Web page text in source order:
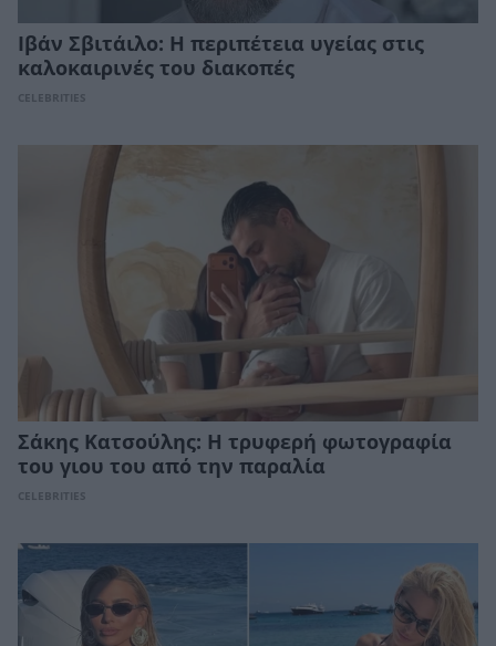
Ιβάν Σβιτάιλο: Η περιπέτεια υγείας στις
καλοκαιρινές του διακοπές
CELEBRITIES
Σάκης Κατσούλης: Η τρυφερή φωτογραφία
του γιου του από την παραλία
CELEBRITIES